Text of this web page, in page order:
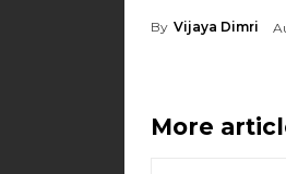
By Vijaya Dimri
More